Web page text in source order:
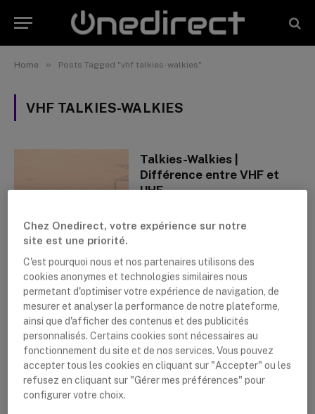
Home » Posts Tagged "vhf talkies-walkies"
VHF TALKIES-WALKIES
Talkies-Walkies |
Différence entre VHF et
UHF
Nouveaux articles
Chez Onedirect, votre expérience sur notre
site est une priorité.
C'est pourquoi nous et nos partenaires utilisons des
cookies anonymes et technologies similaires nous
permetant d'optimiser votre expérience de navigation, de
mesurer et analyser la performance de notre plateforme,
ainsi que d'afficher des contenus et des publicités
personnalisés. Certains cookies sont nécessaires au
fonctionnement du site et de nos services. Vous pouvez
accepter tous les cookies en cliquant sur "Accepter" ou les
refusez en cliquant sur "Gérer mes préférences" pour
configurer votre choix.